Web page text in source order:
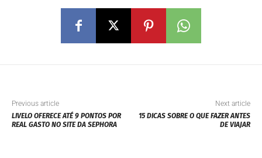
Previous article
LIVELO OFERECE ATÉ 9 PONTOS POR
REAL GASTO NO SITE DA SEPHORA
Next article
15 DICAS SOBRE O QUE FAZER ANTES
DE VIAJAR